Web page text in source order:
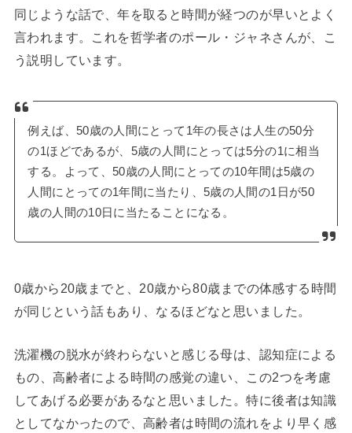
同じような話で、年を取ると時間が経つのが早いとよく
言われます。これを哲学者のポール・ジャネさんが、こ
う説明しています。
例えば、50歳の人間にとって1年の長さは人生の50分
の1ほどであるが、5歳の人間にとっては5分の1に相当
する。よって、50歳の人間にとっての10年間は5歳の
人間にとっての1年間に当たり、5歳の人間の1日が50
歳の人間の10日に当たることになる。
0歳から20歳までと、20歳から80歳までの体感する時間
が同じという話もあり、なるほどなと思いました。
洗濯機の脱水が終わらないと感じる母は、認知症による
もの、高齢者による時間の感覚の違い、この2つを考慮
してあげる必要があるなと思いました。特に後者は知識
としてなかったので、高齢者は時間の流れをより早く感